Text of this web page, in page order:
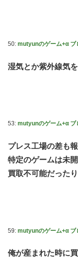
50: mutyunのゲーム+α ブ
湿気とか紫外線気
53: mutyunのゲーム+α ブ
プレス工場の差も
特定のゲームは未
買取不可能だった
59: mutyunのゲーム+α ブ
俺が産まれた時に